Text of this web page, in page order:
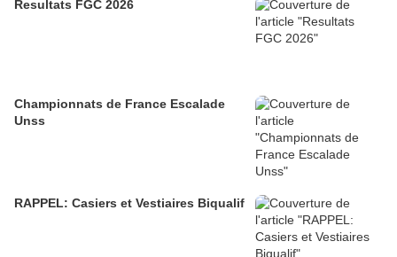
Resultats FGC 2026
Championnats de France Escalade
Unss
RAPPEL: Casiers et Vestiaires Biqualif